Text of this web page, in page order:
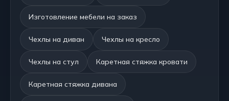
Изготовление мебели на заказ
Чехлы на диван Чехлы на кресло
Чехлы на стул Каретная стяжка кровати
Каретная стяжка дивана